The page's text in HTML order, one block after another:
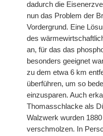
dadurch die
nun das Problem der
Vordergrund. Eine
des
an, für das das
besonders geeignet
zu dem etwa 6 km
überführen, um so
einzusparen. Auch
Thomasschlacke als
Walzwerk wurden
verschmolzen. In